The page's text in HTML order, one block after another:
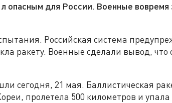
опасным для России. Военные вовремя
Российская система
ракету. Военные сделали вывод, что
сегодня, 21 мая. Баллистическая
пролетела 500 километров и упала